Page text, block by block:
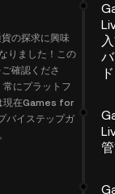
の探求に興味
りました！この
確認くださ
にプラットフ
現在Games for
バイステップガ
ド